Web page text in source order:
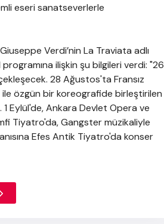
eseri sanatseverlerle
Verdi’nin La Traviata adlı
ilişkin şu bilgileri verdi: "26
28 Ağustos'ta Fransız
ile özgün bir koreografide birleştirilen
Eylül'de, Ankara Devlet Opera ve
Tiyatro'da, Gangster müzikaliyle
Efes Antik Tiyatro'da konser